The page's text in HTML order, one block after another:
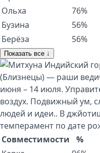
Ольха
76%
Бузина
56%
Берёза
56%
Показать все ↓
Индийский
(Близнецы) — раши
июня – 14 июля.
воздух. Подвижный ум,
людей и идеи.. В
темперамент по дате
Совместимости
%